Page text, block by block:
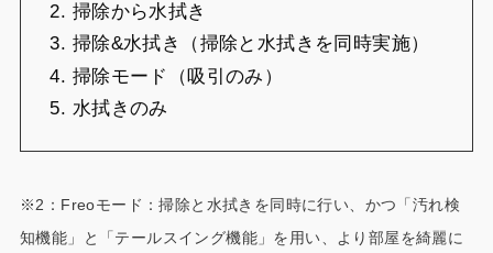
掃除から水拭き
掃除&水拭き（掃除と水拭きを同時実施）
掃除モード（吸引のみ）
水拭きのみ
※2：Freoモード：掃除と水拭きを同時に行い、かつ「汚れ検
知機能」と「テールスイング機能」を用い、より部屋を綺麗に